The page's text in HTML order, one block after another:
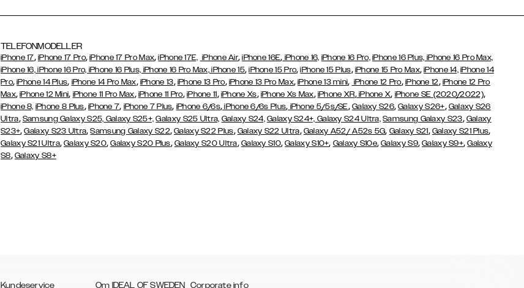
TELEFONMODELLER
iPhone 17, iPhone 17 Pro,iPhone 17 Pro Max,iPhone 17E, iPhone Air,iPhone 16E, iPhone 16, iPhone 16 Pro, iPhone 16 Plus, iPhone 16 Pro Max,
iPhone 16, iPhone 16 Pro, iPhone 16 Plus, iPhone 16 Pro Max, iPhone 15,iPhone 15 Pro,iPhone 15 Plus, iPhone 15 Pro Max,iPhone 14, iPhone 14
Pro,iPhone 14 Plus, iPhone 14 Pro Max, iPhone 13, iPhone 13 Pro, iPhone 13 Pro Max,iPhone 13 mini, iPhone 12 Pro, iPhone 12, iPhone 12 Pro
Max,iPhone 12 Mini, iPhone 11 Pro Max, iPhone 11 Pro, iPhone 11, iPhone Xs, iPhone Xs Max, iPhone XR,iPhone X, iPhone SE (2020/2022),
iPhone 8, iPhone 8 Plus, iPhone 7, iPhone 7 Plus, iPhone 6/6s, iPhone 6/6s Plus, iPhone 5/5s/SE, Galaxy S26,Galaxy S26+, Galaxy S26
Ultra, Samsung Galaxy S25, Galaxy S25+, Galaxy S25 Ultra, Galaxy S24, Galaxy S24+, Galaxy S24 Ultra, Samsung Galaxy S23, Galaxy
S23+,Galaxy S23 Ultra,Samsung Galaxy S22,Galaxy S22 Plus, Galaxy S22 Ultra, Galaxy A52/ A52s 5G, Galaxy S21, Galaxy S21 Plus,
Galaxy S21 Ultra,Galaxy S20,Galaxy S20 Plus, Galaxy S20 Ultra, Galaxy S10,Galaxy S10+, Galaxy S10e,Galaxy S9,Galaxy S9+,Galaxy
S8, Galaxy S8+
Kundeservice Om IDEAL OF SWEDEN Corporate info